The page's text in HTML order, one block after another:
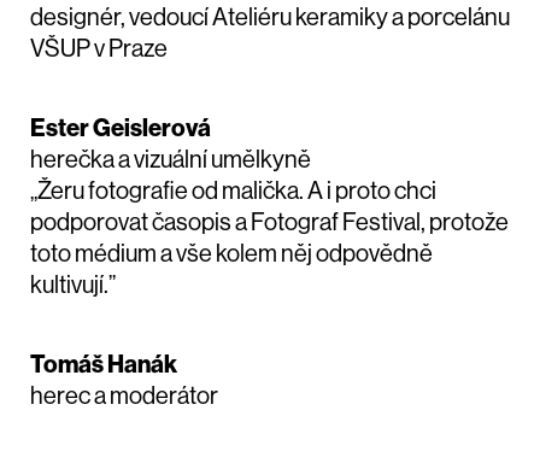
designér, vedoucí Ateliéru keramiky a porcelánu
VŠUP v Praze
Ester Geislerová
herečka a vizuální umělkyně
„Žeru fotografie od malička. A i proto chci
podporovat časopis a Fotograf Festival, protože
toto médium a vše kolem něj odpovědně
kultivují.”
Tomáš Hanák
herec a moderátor